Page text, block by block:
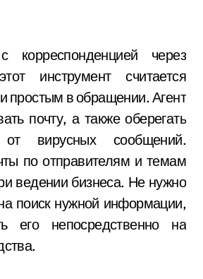
через
инструмент считается
простым в обращении. Агент
почту, а также оберегать
от вирусных сообщений.
по отправителям и темам
ведении бизнеса. Не нужно
поиск нужной информации,
его непосредственно на